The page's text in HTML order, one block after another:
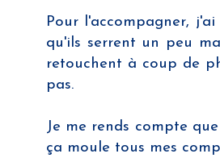
Pour l'accompagner,
qu'ils serrent un peu
retouchent à coup de
pas.
Je me rends compte
ça moule tous mes